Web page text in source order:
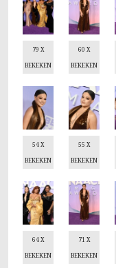
79 X
BEKEKEN
60 X
BEKEKEN
54 X
BEKEKEN
55 X
BEKEKEN
64 X
BEKEKEN
71 X
BEKEKEN